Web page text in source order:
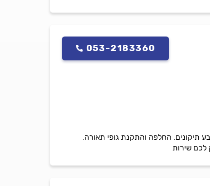
053-2183360
תיקונים, החלפה והתקנת גופי תאורה,
לכם שירות